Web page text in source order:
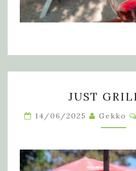
JUST
14/06/2025 Gekko